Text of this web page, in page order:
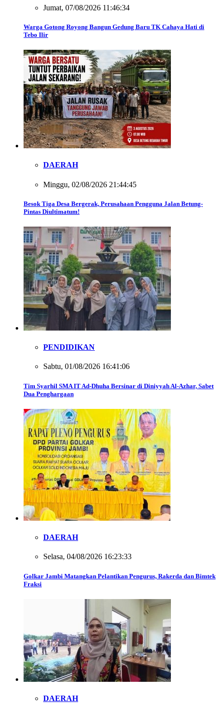
Jumat, 07/08/2026 11:46:34
Warga Gotong Royong Bangun Gedung Baru TK Cahaya Hati di
Tebo Ilir
DAERAH
Minggu, 02/08/2026 21:44:45
Besok Tiga Desa Bergerak, Perusahaan Pengguna Jalan Betung-
Pintas Diultimatum!
PENDIDIKAN
Sabtu, 01/08/2026 16:41:06
Tim Syarhil SMA IT Ad-Dhuha Bersinar di Diniyyah Al-Azhar, Sabet
Dua Penghargaan
DAERAH
Selasa, 04/08/2026 16:23:33
Golkar Jambi Matangkan Pelantikan Pengurus, Rakerda dan Bimtek
Fraksi
DAERAH